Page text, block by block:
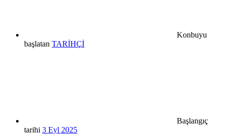
Konbuyu
başlatan TARİHÇİ
Başlangıç
tarihi 3 Eyl 2025